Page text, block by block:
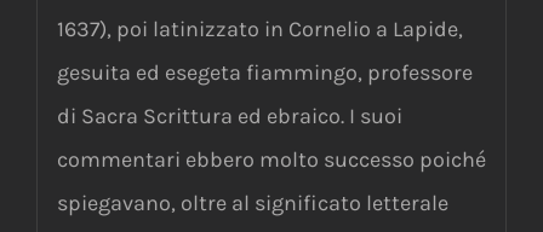
1637), poi latinizzato in Cornelio a Lapide,
gesuita ed esegeta fiammingo, professore
di Sacra Scrittura ed ebraico. I suoi
commentari ebbero molto successo poiché
spiegavano, oltre al significato letterale